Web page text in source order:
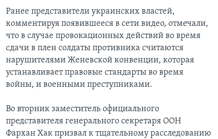
Ранее представители украинских властей,
комментируя появившееся в сети видео, отмечали,
что в случае провокационных действий во время
сдачи в плен солдаты противника считаются
нарушителями Женевской конвенции, которая
устанавливает правовые стандарты во время
войны, и военными преступниками.
Во вторник заместитель официального
представителя генерального секретаря ООН
Фархан Хак призвал к тщательному расследованию